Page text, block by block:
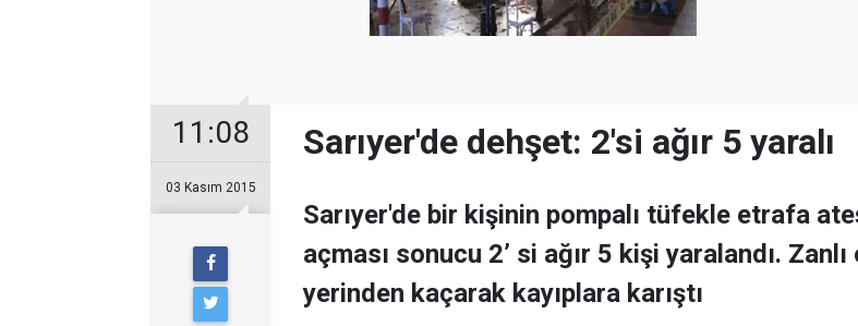
11:08
03 Kasım 2015
Sarıyer'de dehşet: 2'si ağır 5 yaralı
Sarıyer'de bir kişinin pompalı tüfekle etrafa
açması sonucu 2’ si ağır 5 kişi yaralandı. Zanlı
yerinden kaçarak kayıplara karıştı